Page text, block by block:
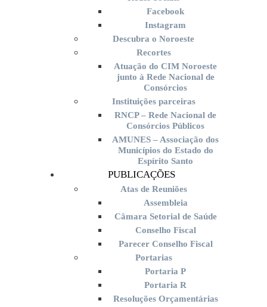
Facebook
Instagram
Descubra o Noroeste
Recortes
Atuação do CIM Noroeste
junto à Rede Nacional de
Consórcios
Instituições parceiras
RNCP – Rede Nacional de
Consórcios Públicos
AMUNES – Associação dos
Municípios do Estado do
Espírito Santo
PUBLICAÇÕES
Atas de Reuniões
Assembleia
Câmara Setorial de Saúde
Conselho Fiscal
Parecer Conselho Fiscal
Portarias
Portaria P
Portaria R
Resoluções Orçamentárias